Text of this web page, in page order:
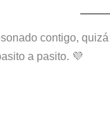
contigo,
a pasito. 💜